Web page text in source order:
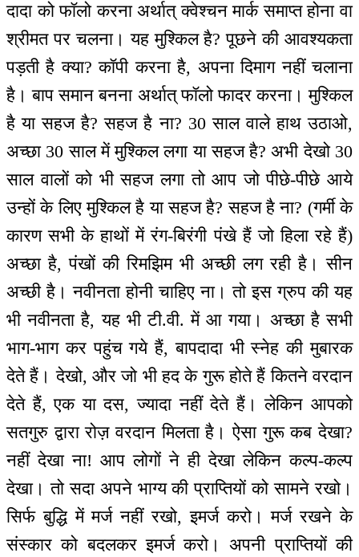
दादा को फॉलो करना अर्थात् क्वेश्चन मार्क समाप्त होना वा
श्रीमत पर चलना। यह मुश्किल है? पूछने की आवश्यकता
पड़ती है क्या? कॉपी करना है, अपना दिमाग नहीं चलाना
है। बाप समान बनना अर्थात् फॉलो फादर करना। मुश्किल
है या सहज है? सहज है ना? 30 साल वाले हाथ उठाओ,
अच्छा 30 साल में मुश्किल लगा या सहज है? अभी देखो 30
साल वालों को भी सहज लगा तो आप जो पीछे-पीछे आये
उन्हों के लिए मुश्किल है या सहज है? सहज है ना? (गर्मी के
कारण सभी के हाथों में रंग-बिरंगी पंखे हैं जो हिला रहे हैं)
अच्छा है, पंखों की रिमझिम भी अच्छी लग रही है। सीन
अच्छी है। नवीनता होनी चाहिए ना। तो इस ग्रुप की यह
भी नवीनता है, यह भी टी.वी. में आ गया। अच्छा है सभी
भाग-भाग कर पहुंच गये हैं, बापदादा भी स्नेह की मुबारक
देते हैं। देखो, और जो भी हद के गुरू होते हैं कितने वरदान
देते हैं, एक या दस, ज्यादा नहीं देते हैं। लेकिन आपको
सतगुरु द्वारा रोज़ वरदान मिलता है। ऐसा गुरू कब देखा?
नहीं देखा ना! आप लोगों ने ही देखा लेकिन कल्प-कल्प
देखा। तो सदा अपने भाग्य की प्राप्तियों को सामने रखो।
सिर्फ बुद्धि में मर्ज नहीं रखो, इमर्ज करो। मर्ज रखने के
संस्कार को बदलकर इमर्ज करो। अपनी प्राप्तियों की